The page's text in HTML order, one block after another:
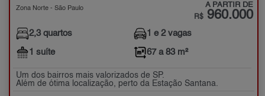
Zona Norte - São Paulo A PARTIR DE
R$ 960.000
2,3 quartos
1 suíte
1 e 2 vagas
67 a 83 m²
Um dos bairros mais valorizados de SP.
Além de ótima localização, perto da Estação Santana.